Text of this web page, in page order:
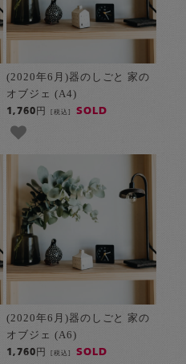
(2020年6月)器のしごと 家の
オブジェ (A4)
1,760円 [税込] SOLD
(2020年6月)器のしごと 家の
オブジェ (A6)
1,760円 [税込] SOLD